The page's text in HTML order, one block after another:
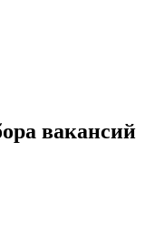
вакансий